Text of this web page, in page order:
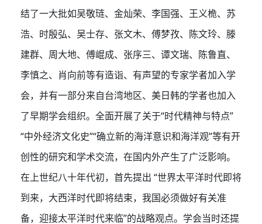
结了一大批如吴敬琏、金灿荣、李国强、王义桅、苏
浩、时殷弘、吴士存、张文木、傅梦孜、陈文玲、滕
建群、周大地、傅崐成、张序三、谭文瑞、陈鲁直、
李慎之、肖向前等有造诣、有声望的专家学者加入学
会，并有一部分来自台湾地区、美日韩的学者也加入
了早期学会组织。全面开展了关于“时代精神与特点”
“中外经济文化史”“确立新的海洋意识和海洋观”等有开
创性的研究和学术交流，在国内外产生了广泛影响。
在上世纪八十年代初，首先提出 “世界太平洋时代即将
到来，大西洋时代即将结束，我国必须做好有关准
备，迎接太平洋时代来临”的战略观点。学会当时还提